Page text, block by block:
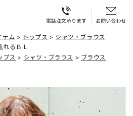
テム トップス
シャツ・ブラウス
れるＢＬ
プス シャツ・ブラウス
ブラウス